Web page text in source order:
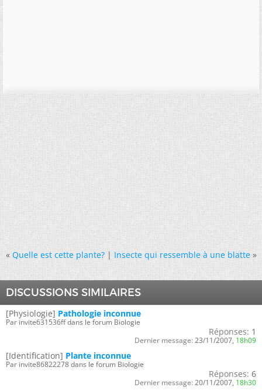
« Quelle est cette plante?|Insecte qui ressemble à une blatte »
DISCUSSIONS SIMILAIRES
[Physiologie] Pathologie inconnue
Par invite631536ff dans le forum Biologie
Réponses: 1
Dernier message: 23/11/2007, 18h09
[Identification] Plante inconnue
Par invite86822278 dans le forum Biologie
Réponses: 6
Dernier message: 20/11/2007, 18h30